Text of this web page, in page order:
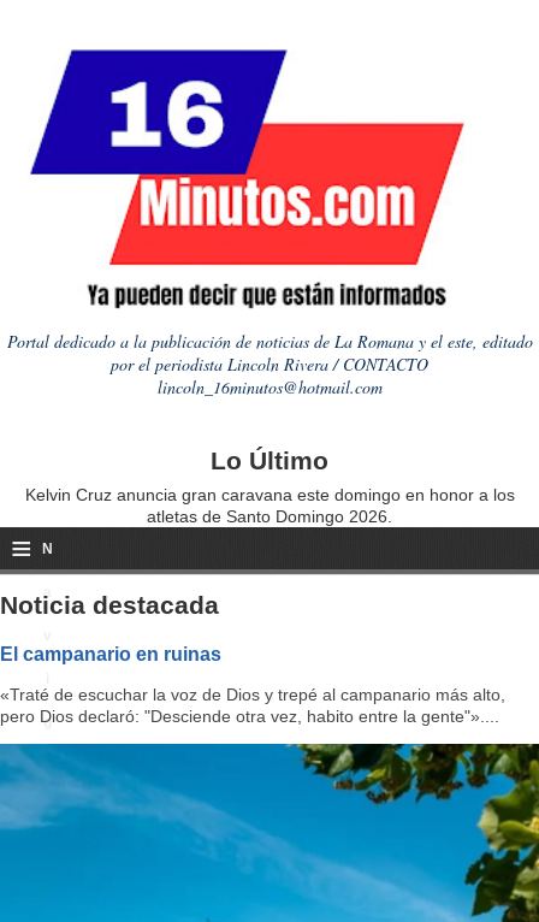
Portal dedicado a la publicación de noticias de La Romana y el este, editado
por el periodista Lincoln Rivera / CONTACTO
lincoln_16minutos@hotmail.com
Lo Último
Kelvin Cruz anuncia gran caravana este domingo en honor a los
atletas de Santo Domingo 2026.
≡ N
a
g
a
ti
Noticia destacada
El campanario en ruinas
«Traté de escuchar la voz de Dios y trepé al campanario más alto,
pero Dios declaró: "Desciende otra vez, habito entre la gente"»....